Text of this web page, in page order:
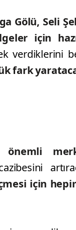
Gölü, Seli
için
verdiklerini
fark
için